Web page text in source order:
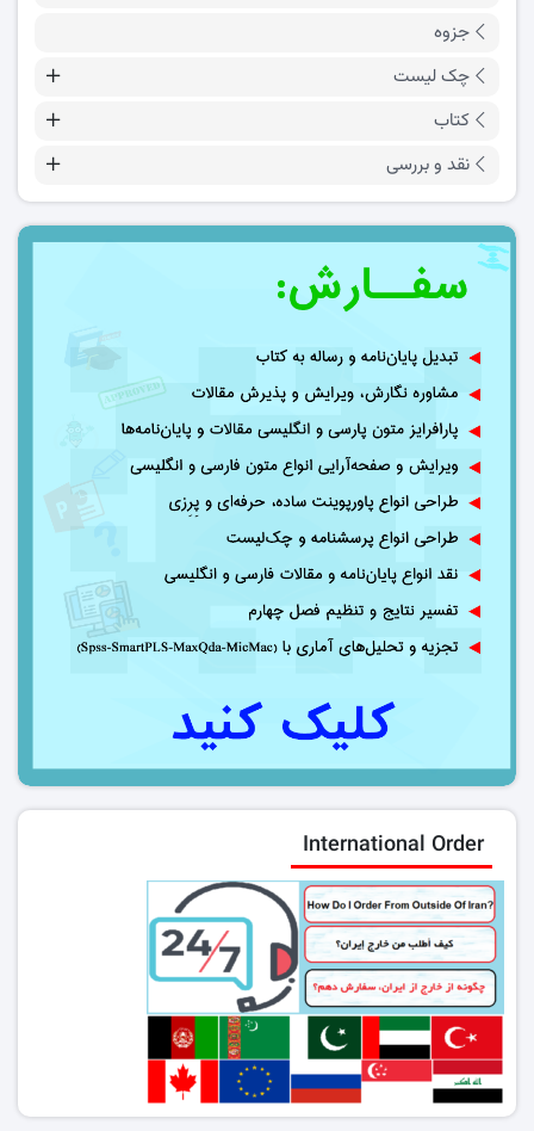
جزوه
چک لیست
کتاب
نقد و بررسی
International Order